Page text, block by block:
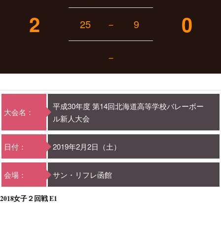
2 0
25 － 9
－
大会名：
平成30年度 第14回北海道高等学校バレーボー
ル新人大会
日付： 2019年2月2日（土）
会場： サン・リフレ函館
2018女子２回戦 E1